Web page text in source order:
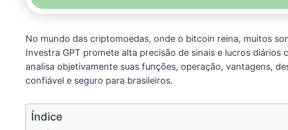
No mundo das criptomoedas, onde o bitcoin reina, muitos
Investra GPT promete alta precisão de sinais e lucros
analisa objetivamente suas funções, operação, vantagens,
confiável e seguro para brasileiros.
Índice